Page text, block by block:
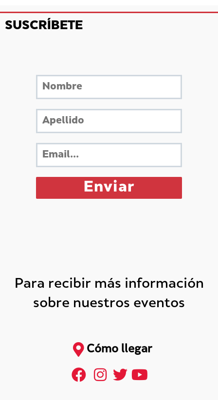
SUSCRÍBETE
Para recibir más información
sobre nuestros eventos
Cómo llegar